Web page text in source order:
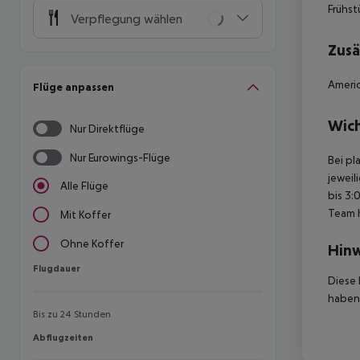
Verpflegung wählen
Flüge anpassen
Nur Direktflüge
Nur Eurowings-Flüge
Alle Flüge
Mit Koffer
Ohne Koffer
Flugdauer
Flugdauer
Bis zu 24 Stunden
Abflugzeiten
Abflugzeiten
Bei
bis
Team
Diese